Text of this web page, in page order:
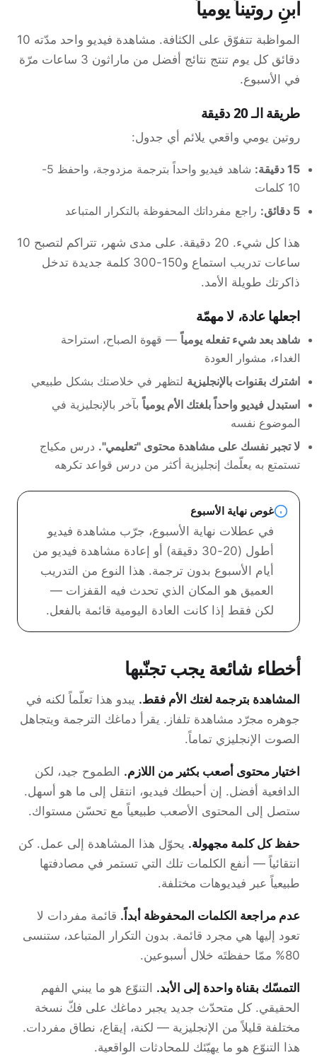
ابنِ روتيناً يومياً
المواظبة تتفوّق على الكثافة. مشاهدة فيديو واحد مدّته 10
دقائق كل يوم تنتج نتائج أفضل من ماراثون 3 ساعات مرّة
في الأسبوع.
طريقة الـ 20 دقيقة
روتين يومي واقعي يلائم أي جدول:
15 دقيقة:
شاهد فيديو واحداً بترجمة مزدوجة، واحفظ 5-
10 كلمات
5 دقائق:
راجع مفرداتك المحفوظة بالتكرار المتباعد
هذا كل شيء. 20 دقيقة. على مدى شهر، تتراكم لتصبح 10
ساعات تدريب استماع و150-300 كلمة جديدة تدخل
ذاكرتك طويلة الأمد.
اجعلها عادة، لا مهمّة
شاهد بعد شيء تفعله يومياً — قهوة الصباح، استراحة
الغداء، مشوار العودة
اشترك بقنوات بالإنجليزية لتظهر في خلاصتك بشكل طبيعي
استبدل فيديو واحداً بلغتك الأم يومياً بآخر بالإنجليزية في
الموضوع نفسه
لا تجبر نفسك على مشاهدة محتوى "تعليمي". درس مكياج
تستمتع به يعلّمك إنجليزية أكثر من درس قواعد تكرهه
غوص نهاية الأسبوع
في عطلات نهاية الأسبوع، جرّب مشاهدة فيديو
أطول (20-30 دقيقة) أو إعادة مشاهدة فيديو من
أيام الأسبوع بدون ترجمة. هذا النوع من التدريب
العميق هو المكان الذي تحدث فيه القفزات —
لكن فقط إذا كانت العادة اليومية قائمة بالفعل.
أخطاء شائعة يجب تجنّبها
المشاهدة بترجمة لغتك الأم فقط. يبدو هذا تعلّماً لكنه في
جوهره مجرّد مشاهدة تلفاز. يقرأ دماغك الترجمة ويتجاهل
الصوت الإنجليزي تماماً.
اختيار محتوى أصعب بكثير من اللازم. الطموح جيد، لكن
الدافعية أفضل. إن أحبطك فيديو، انتقل إلى ما هو أسهل.
ستصل إلى المحتوى الأصعب طبيعياً مع تحسّن مستواك.
حفظ كل كلمة مجهولة. يحوّل هذا المشاهدة إلى عمل. كن
انتقائياً — أنفع الكلمات تلك التي تستمر في مصادفتها
طبيعياً عبر فيديوهات مختلفة.
عدم مراجعة الكلمات المحفوظة أبداً. قائمة مفردات لا
تعود إليها هي مجرد قائمة. بدون التكرار المتباعد، ستنسى
80% ممّا حفظتَه خلال أسبوعين.
التمسّك بقناة واحدة إلى الأبد. التنوّع هو ما يبني الفهم
الحقيقي. كل متحدّث جديد يجبر دماغك على فكّ نسخة
مختلفة قليلاً من الإنجليزية — لكنة، إيقاع، نطاق مفردات.
هذا التنوّع هو ما يهيّئك للمحادثات الواقعية.